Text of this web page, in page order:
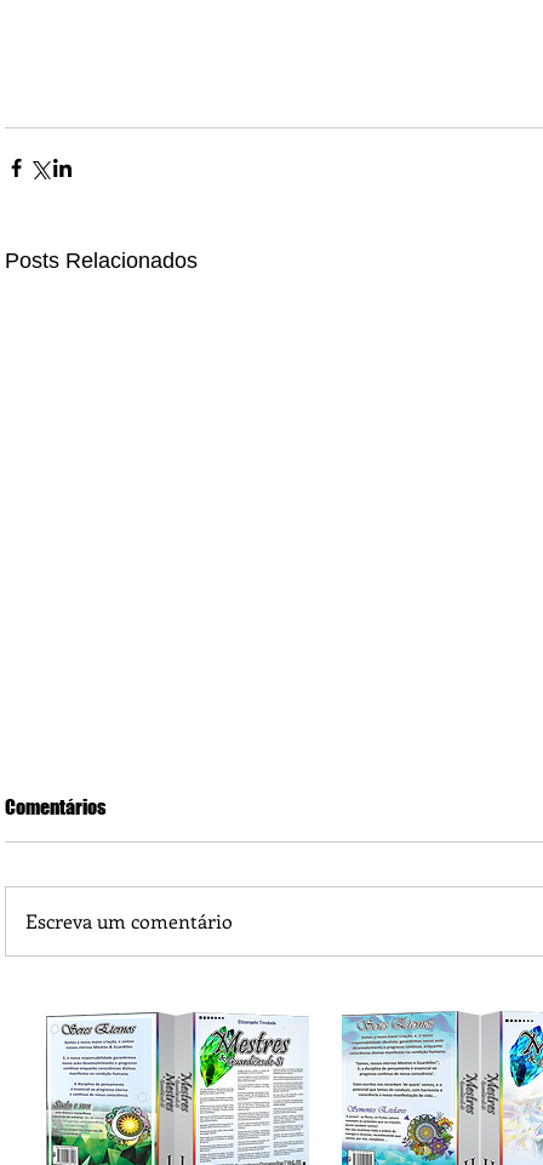
Posts Relacionados
Esclarecimentos e orientações têm surtido efeito em
Comentários
Escreva um comentário